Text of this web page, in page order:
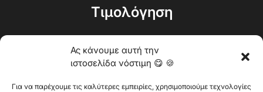
Ας κάνουμε αυτή την
ιστοσελίδα νόστιμη 😋 🍪
Για να παρέχουμε τις καλύτερες εμπειρίες, χρησιμοποιούμε τεχνολογίες
Τιμολόγηση
Γίνετε συνεργάτης